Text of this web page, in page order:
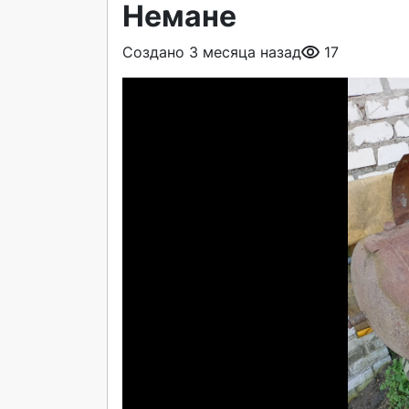
Немане
Создано 3 месяца назад 17